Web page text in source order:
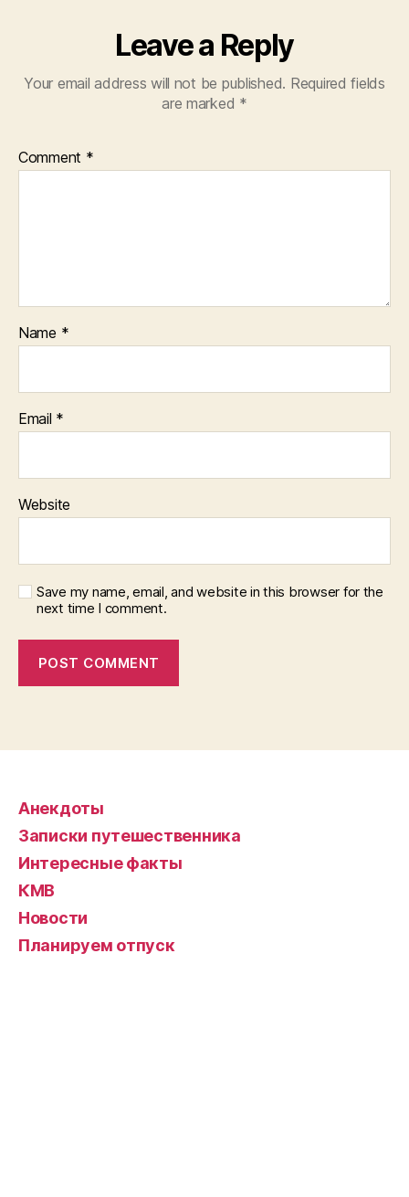
Leave a Reply
Your email address will not be published. Required fields
are marked *
Comment *
Name *
Email *
Website
Save my name, email, and website in this browser for the
next time I comment.
Анекдоты
Записки путешественника
Интересные факты
КМВ
Новости
Планируем отпуск